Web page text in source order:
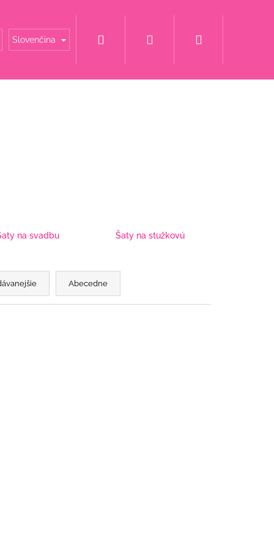
Šaty za super cenu Svadobné šaty
Slovenčina Prihlásenie
na svadbu Šaty na stužkovú
Abecedne